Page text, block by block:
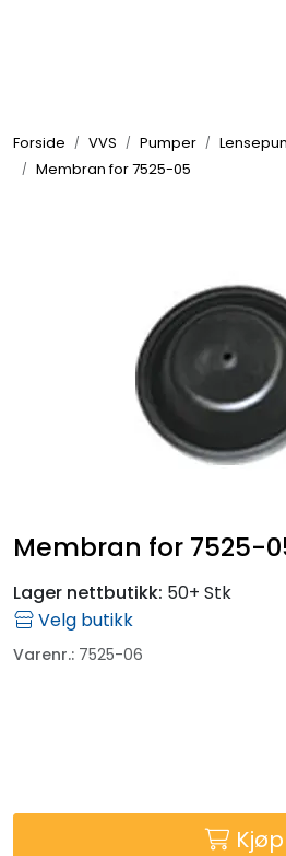
Forside VVS Pumper
Membran for 7525-05
Membran for 7525-
Lager nettbutikk: 50+ Stk
Velg butikk
Varenr.: 7525-06
Kjøp
Elektrisk
Motor/Styring
Fritid/Sikkerhet
Båtpleie/Opplag